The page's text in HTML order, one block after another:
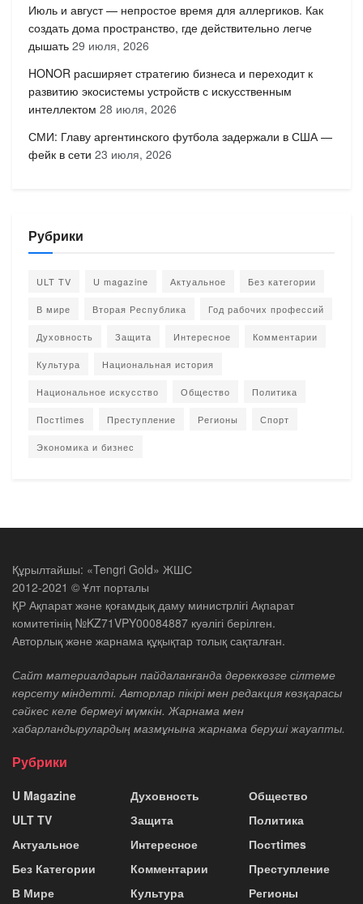
Июль и август — непростое время для аллергиков. Как
создать дома пространство, где действительно легче
дышать 29 июля, 2026
HONOR расширяет стратегию бизнеса и переходит к
развитию экосистемы устройств с искусственным
интеллектом 28 июля, 2026
СМИ: Главу аргентинского футбола задержали в США —
фейк в сети 23 июля, 2026
Рубрики
ULT TV U magazine Актуальное Без категории
В мире Вторая Республика Год рабочих профессий
Духовность Защита Интересное Комментарии
Культура Национальная история
Национальное искусство Общество Политика
Постtimes Преступление Регионы Спорт
Экономика и бизнес
Құрылтайшы: «Tengri Gold» ЖШС
2012-2021 © Ұлт порталы
ҚР Ақпарат және қоғамдық даму министрлігі Ақпарат
комитетінің №KZ71VPY00084887 куәлігі берілген.
Авторлық және жарнама құқықтар толық сақталған.
Сайт материалдарын пайдаланғанда дереккөзге сілтеме
көрсету міндетті. Авторлар пікірі мен редакция көзқарасы
сәйкес келе бермеуі мүмкін. Жарнама мен
хабарландырулардың мазмұнына жарнама беруші жауапты.
Рубрики
U Magazine
ULT TV
Актуальное
Без Категории
В Мире
Духовность
Защита
Интересное
Комментарии
Культура
Общество
Политика
Постtimes
Преступление
Регионы